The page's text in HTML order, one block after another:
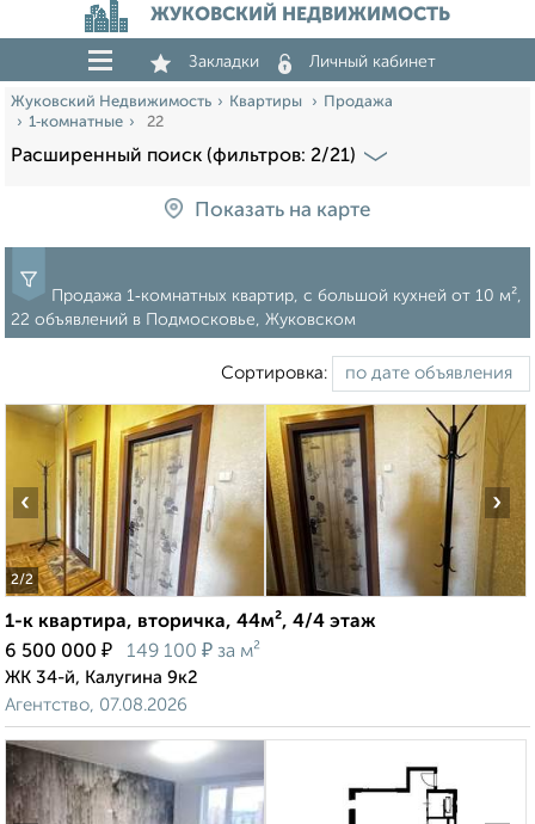
ЖУКОВСКИЙ НЕДВИЖИМОСТЬ
Закладки Личный кабинет
Жуковский Недвижимость Квартиры
Продажа
1‑комнатные
22
Расширенный поиск (фильтров: 2/21)
Показать на карте
Продажа 1‑комнатных квартир, c большой кухней от 10 м²,
22 объявлений в Подмосковье, Жуковском
Сортировка:
2/2
‹ ›
1-к квартира, вторичка, 44м², 4/4 этаж
6 500 000 ₽ 149 100 ₽ за м²
ЖК 34-й, Калугина 9к2
Агентство, 07.08.2026